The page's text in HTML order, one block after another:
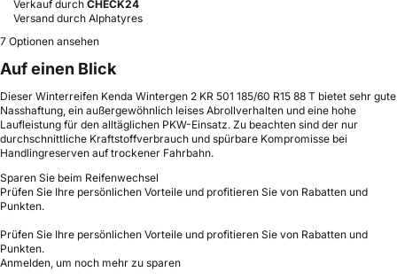
Verkauf durch CHECK24
Versand durch Alphatyres
7 Optionen ansehen
Auf einen Blick
Dieser Winterreifen Kenda Wintergen 2 KR 501 185/60 R15 88 T bietet sehr gute
Nasshaftung, ein außergewöhnlich leises Abrollverhalten und eine hohe
Laufleistung für den alltäglichen PKW-Einsatz. Zu beachten sind der nur
durchschnittliche Kraftstoffverbrauch und spürbare Kompromisse bei
Handlingreserven auf trockener Fahrbahn.
Sparen Sie beim Reifenwechsel
Prüfen Sie Ihre persönlichen Vorteile und profitieren Sie von Rabatten und
Punkten.
Prüfen Sie Ihre persönlichen Vorteile und profitieren Sie von Rabatten und
Punkten.
Anmelden, um noch mehr zu sparen